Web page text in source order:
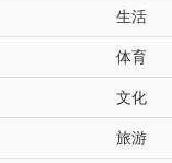
生活
体育
文化
旅游